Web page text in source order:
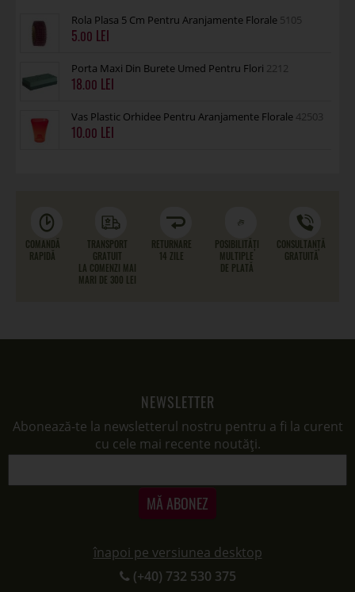
Rola Plasa 5 Cm Pentru Aranjamente Florale 5105
5.00
Porta Maxi Din Burete Umed Pentru Flori 2212
18.00
Vas Plastic Orhidee Pentru Aranjamente Florale 42503
10.00
COMANDĂ
RAPIDĂ
TRANSPORT
GRATUIT
LA COMENZI MAI
MARI DE 300 LEI
RETURNARE
14 ZILE
POSIBILITĂȚI
MULTIPLE
DE PLATĂ
CONSULTANȚĂ
GRATUITĂ
NEWSLETTER
Abonează-te la newsletterul nostru pentru a fi la curent
cu cele mai recente noutăți.
MĂ ABONEZ
înapoi pe versiunea desktop
(+40) 732 530 375